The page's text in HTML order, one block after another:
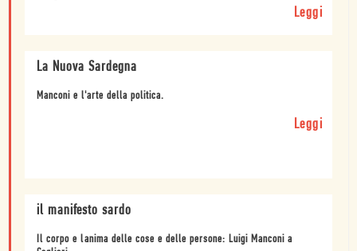
Leggi
La Nuova Sardegna
Manconi e l'arte della politica.
Leggi
il manifesto sardo
Il corpo e lanima delle cose e delle persone: Luigi Manconi a